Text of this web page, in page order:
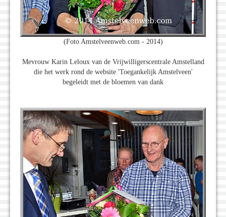
(Foto Amstelveenweb.com - 2014)
Mevrouw Karin Leloux van de Vrijwilligerscentrale Amstelland
die het werk rond de website 'Toegankelijk Amstelveen'
begeleidt met de bloemen van dank